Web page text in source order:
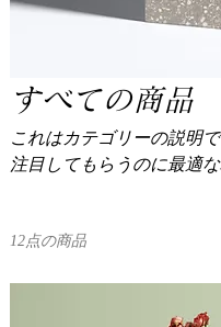
すべての商品
これはカテゴリーの説明
注目してもらうのに最適
12点の商品